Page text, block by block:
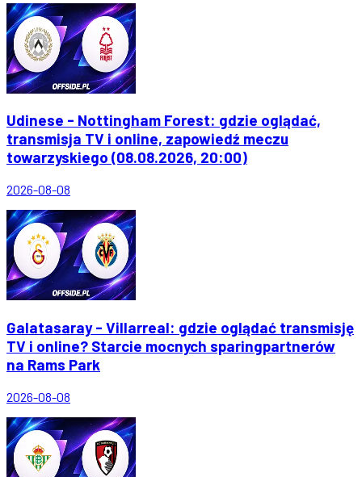
Udinese - Nottingham Forest: gdzie oglądać,
transmisja TV i online, zapowiedź meczu
towarzyskiego (08.08.2026, 20:00)
2026-08-08
Galatasaray - Villarreal: gdzie oglądać transmisję
TV i online? Starcie mocnych sparingpartnerów
na Rams Park
2026-08-08